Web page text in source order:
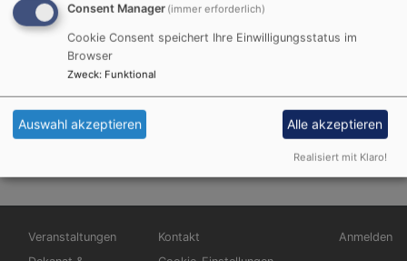
Dekanatsinfo2021-online
1.31 MB
Das Heft wird bis Ostern in den Gemeinden verteilt.
Die Namen der Konfirmandinnen und Konfirmanden
sind nur in der gedruckten Version enthalten.
Hauptnavigation
Veranstaltungen
Fußbereichsmenü
Kontakt
Anmelden
Consent Manager (immer erforderlich)
Cookie Consent speichert Ihre Einwilligungsstatus im
Browser
Zweck: Funktional
Auswahl akzeptieren Alle akzeptieren
Realisiert mit Klaro!